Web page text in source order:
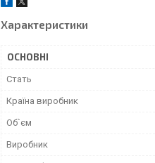
Характеристики
ОСНОВНІ
Стать
Країна виробник
Об`єм
Виробник